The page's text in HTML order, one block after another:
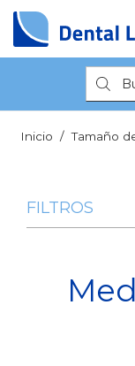
de
Inicio / Tamaño
FILTROS